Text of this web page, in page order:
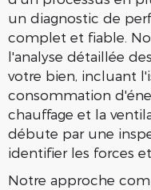
un diagnostic de
complet et fiable.
l'analyse détaillée
votre bien, incluant
consommation
chauffage et la
débute par une
identifier les forces
Notre approche